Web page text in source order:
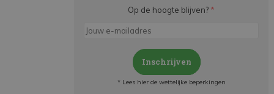
Op de hoogte blijven? *
Inschrijven
* Lees hier de wettelijke beperkingen